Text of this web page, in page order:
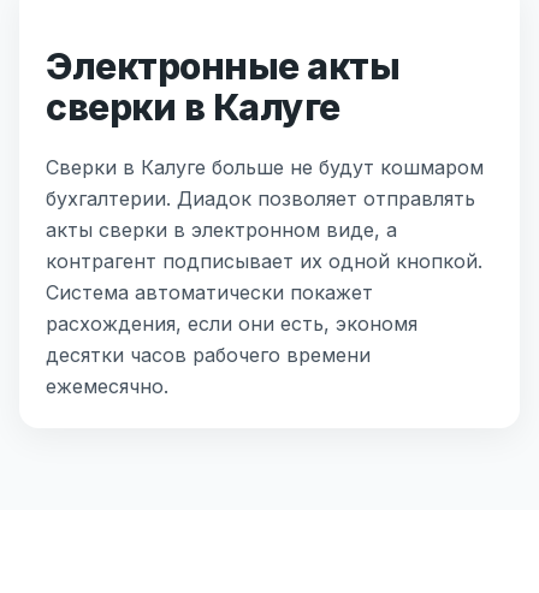
Электронные акты
сверки в Калуге
Сверки в Калуге больше не будут кошмаром
бухгалтерии. Диадок позволяет отправлять
акты сверки в электронном виде, а
контрагент подписывает их одной кнопкой.
Система автоматически покажет
расхождения, если они есть, экономя
десятки часов рабочего времени
ежемесячно.